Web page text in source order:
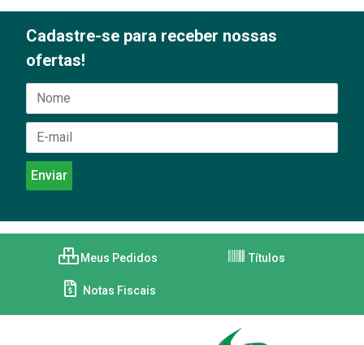
Cadastre-se para receber nossas
ofertas!
Meus Pedidos Títulos
Notas Fiscais